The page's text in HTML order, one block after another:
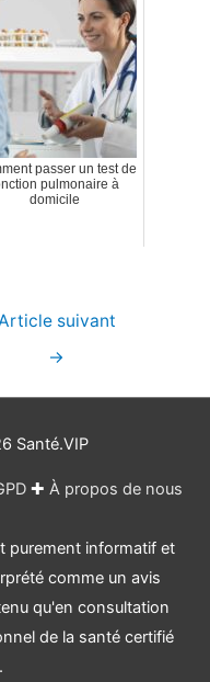
passer un test de
pulmonaire à
domicile
Article suivant
→
Santé.VIP
✚ À propos de nous
purement informatif et
comme un avis
qu'en consultation
de la santé certifié